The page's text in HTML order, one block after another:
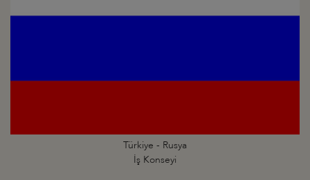
Türkiye - Rusya
İş Konseyi